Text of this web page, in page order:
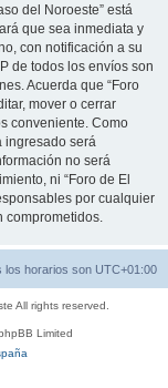
del Noroeste” está
que sea inmediata y
con notificación a su
de todos los envíos son
Acuerda que “Foro
mover o cerrar
conveniente. Como
ingresado será
no será
ni “Foro de El
por cualquier
comprometidos.
los horarios son UTC+01:00
All rights reserved.
Limited